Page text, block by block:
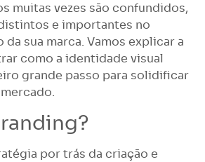
muitas vezes são confundidos,
e importantes no
sua marca. Vamos explicar a
como a identidade visual
grande passo para solidificar
por trás da criação e